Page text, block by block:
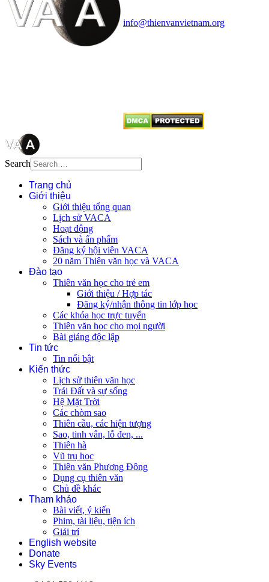
info@thienvanvietnam.org
Search
Trang chủ
Giới thiệu
Giới thiệu tổng quan
Lịch sử VACA
Hoạt động
Sách và ấn phẩm
Đăng ký hội viên VACA
20 năm Thiên văn học và VACA
Đào tạo
Thiên văn học cho trẻ em
Giới thiệu / Hợp tác
Đăng ký/nhận thông tin lớp học
Các khóa học trực tuyến
Thiên văn học cho mọi người
Bài giảng độc lập
Tin tức
Tin nổi bật
Kiến thức
Lịch sử thiên văn học
Trái Đất và sự sống
Hệ Mặt Trời
Các chòm sao
Thiên cầu, các hiện tượng
Sao, tinh vân, lỗ đen, ...
Thiên hà
Vũ trụ học
Thiên văn Phương Đông
Dụng cụ thiên văn
Chủ đề khác
Tham khảo
Bài viết, ý kiến
Phim, tài liệu, tiện ích
Giải trí
English website
Donate
Sky Events